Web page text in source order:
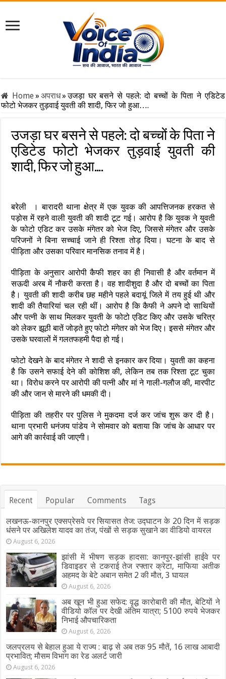
Home» अपराध» उजड़ा घर बसने से पहले: दो बच्चों के पिता ने एडिटेड
फोटो भेजकर तुड़वाई युवती की शादी, फिर जो हुआ….
उजड़ा घर बसने से पहले: दो बच्चों के पिता ने
एडिटेड फोटो भेजकर तुड़वाई युवती की
शादी, फिर जो हुआ….
बरेली । बारादरी थाना क्षेत्र में एक युवक की आपत्तिजनक हरकत से
पड़ोस में रहने वाली युवती की शादी टूट गई। आरोप है कि युवक ने युवती
के फोटो एडिट कर उसके मंगेतर को भेज दिए, जिससे मंगेतर और उसके
परिजनों ने बिना सच्चाई जाने ही रिश्ता तोड़ दिया। घटना के बाद से
पीड़िता और उसका परिवार मानसिक तनाव में है।
पीड़िता के अनुसार आरोपी कैफी शहर का ही निवासी है और वर्तमान में
सऊदी अरब में नौकरी करता है। वह शादीशुदा है और दो बच्चों का पिता
है। युवती की शादी करीब छह महीने पहले बदायूं जिले में तय हुई थी और
शादी की तैयारियां चल रही थीं। आरोप है कि कैफी ने अपने दो साथियों
और पत्नी के साथ मिलकर युवती के फोटो एडिट किए और उसके चरित्र
को लेकर झूठी बातें जोड़ते हुए फोटो मंगेतर को भेज दिए। इससे मंगेतर और
उसके घरवालों में गलतफहमी पैदा हो गई।
फोटो देखने के बाद मंगेतर ने शादी से इनकार कर दिया। युवती का कहना
है कि उसने सफाई देने की कोशिश की, लेकिन तब तक रिश्ता टूट चुका
था। विरोध करने पर आरोपी की पत्नी और मां ने गाली-गलौज की, मारपीट
की और जान से मारने की धमकी दी।
पीड़िता की तहरीर पर पुलिस ने मुकदमा दर्ज कर जांच शुरू कर दी है।
थाना प्रभारी धनंजय पांडेय ने साेमवार काे बताया कि जांच के आधार पर
आगे की कार्रवाई की जाएगी।
Recent Popular Comments Tags
लखनऊ-कानपुर एक्सप्रेसवे पर सियासत तेज: उद्घाटन के 20 दिन में सड़क
धंसने पर अखिलेश यादव का तंज, पंखों से सड़क सुखाने का वीडियो वायरल
August 6, 2026
झांसी में भीषण सड़क हादसा: कानपुर-झांसी हाईवे पर
डिवाइडर से टकराई तेज रफ्तार क्रेटा, माफिया अतीक
अहमद के बेटे अबान समेत 2 की मौत, 3 घायल
August 6, 2026
अब खून भी हुआ सफेद: वृद्ध कारोबारी की मौत, बेटियों ने
वीडियो कॉल पर देखी अंतिम यात्रा; 5100 रुपये भेजकर
निभाई औपचारिकता
August 6, 2026
जलप्रलय से बेहाल हुआ ये राज्य : बाढ़ से अब तक 95 मौतें, 16 लाख आबादी
प्रभावित; मौसम विभाग का रेड अलर्ट जारी
August 6, 2026